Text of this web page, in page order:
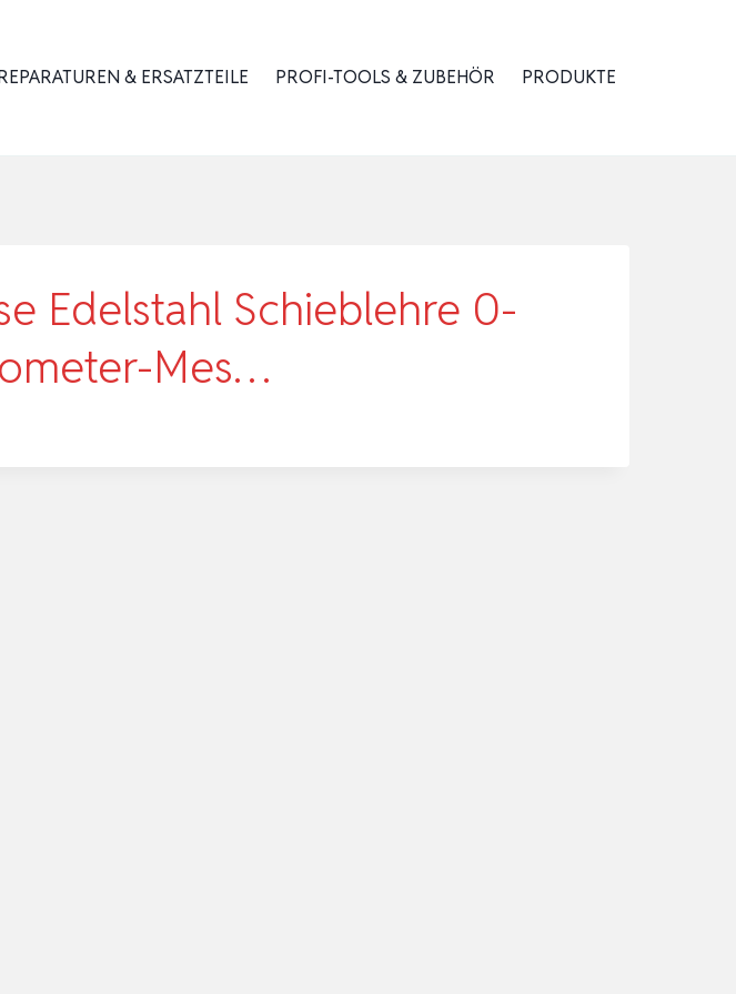
& ERSATZTEILE PROFI-TOOLS & ZUBEHÖR PRODUKTE
Edelstahl Schieblehre 0-
Mes…